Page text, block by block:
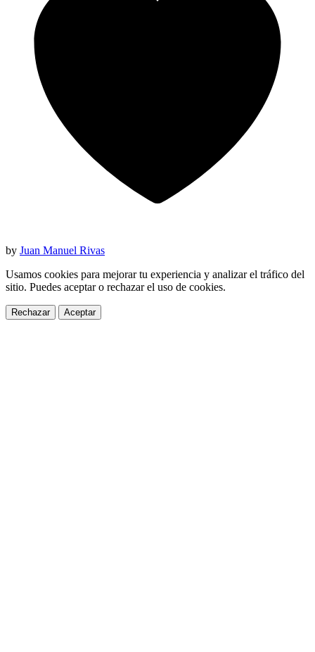
by Juan Manuel Rivas
Usamos cookies para mejorar tu experiencia y analizar el tráfico del
sitio. Puedes aceptar o rechazar el uso de cookies.
Rechazar Aceptar